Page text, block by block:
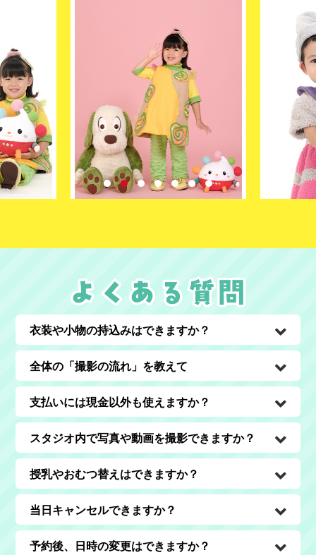
2 3 4 5 6 7
衣装や小物の持込みはできますか？
全体の「撮影の流れ」を教えて
支払いには現金以外も使えますか？
スタジオ内で写真や動画を撮影できますか？
授乳やおむつ替えはできますか？
当日キャンセルできますか？
予約後、日時の変更はできますか？